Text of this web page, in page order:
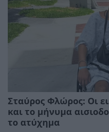
Σταύρος Φλώρος: Οι
και το μήνυμα
το ατύχημα